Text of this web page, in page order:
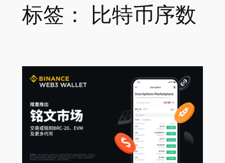
标签： 比特币序数